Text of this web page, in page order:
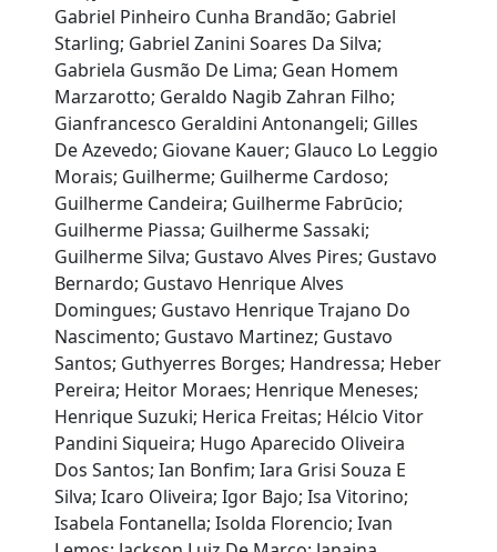
Gabriel Pinheiro Cunha Brandão; Gabriel
Starling; Gabriel Zanini Soares Da Silva;
Gabriela Gusmão De Lima; Gean Homem
Marzarotto; Geraldo Nagib Zahran Filho;
Gianfrancesco Geraldini Antonangeli; Gilles
De Azevedo; Giovane Kauer; Glauco Lo Leggio
Morais; Guilherme; Guilherme Cardoso;
Guilherme Candeira; Guilherme Fabrūcio;
Guilherme Piassa; Guilherme Sassaki;
Guilherme Silva; Gustavo Alves Pires; Gustavo
Bernardo; Gustavo Henrique Alves
Domingues; Gustavo Henrique Trajano Do
Nascimento; Gustavo Martinez; Gustavo
Santos; Guthyerres Borges; Handressa; Heber
Pereira; Heitor Moraes; Henrique Meneses;
Henrique Suzuki; Herica Freitas; Hélcio Vitor
Pandini Siqueira; Hugo Aparecido Oliveira
Dos Santos; Ian Bonfim; Iara Grisi Souza E
Silva; Icaro Oliveira; Igor Bajo; Isa Vitorino;
Isabela Fontanella; Isolda Florencio; Ivan